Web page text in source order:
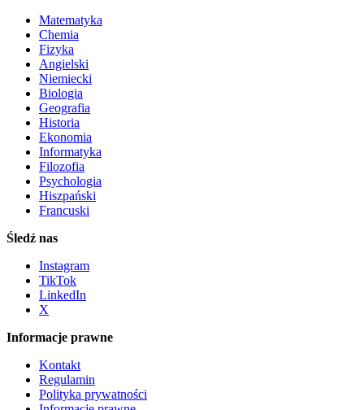
Matematyka
Chemia
Fizyka
Angielski
Niemiecki
Biologia
Geografia
Historia
Ekonomia
Informatyka
Filozofia
Psychologia
Hiszpański
Francuski
Śledź nas
Instagram
TikTok
LinkedIn
X
Informacje prawne
Kontakt
Regulamin
Polityka prywatności